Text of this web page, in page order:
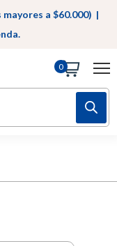
mayores a $60.000) |
0